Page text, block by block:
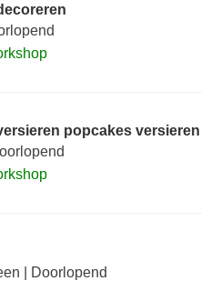
popcakes versieren
| Doorlopend